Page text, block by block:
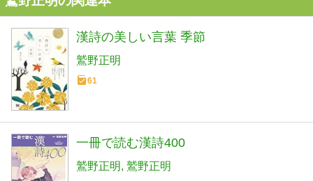
漢詩の美しい言葉 季節
鷲野正明
61
一冊で読む漢詩400
鷲野正明 鷲野正明